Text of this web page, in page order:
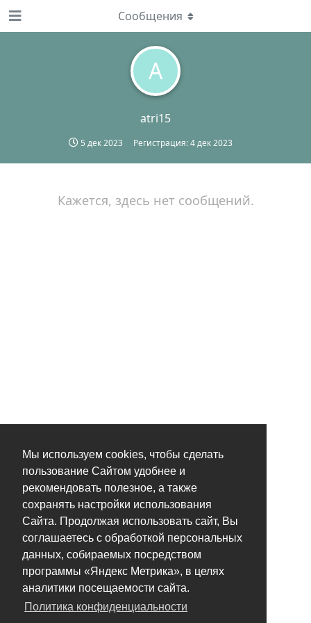
Мы используем cookies, чтобы сделать
пользование Сайтом удобнее и
рекомендовать полезное, а также
сохранять настройки использования
Сайта. Продолжая использовать сайт, Вы
соглашаетесь с обработкой персональных
данных, собираемых посредством
программы «Яндекс Метрика», в целях
аналитики посещаемости сайта.
Политика конфиденциальности
A
atri15
5 дек 2023 Регистрация:4 дек 2023
Сообщения
Кажется, здесь нет сообщений.